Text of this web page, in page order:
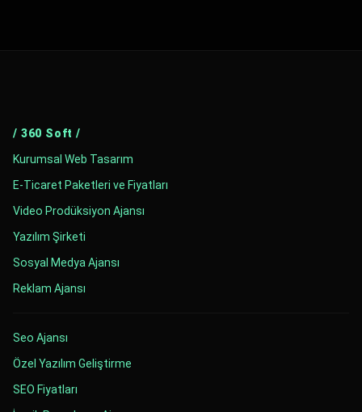
/ 360 Soft /
Kurumsal Web Tasarım
E-Ticaret Paketleri ve Fiyatları
Video Prodüksiyon Ajansı
Yazılım Şirketi
Sosyal Medya Ajansı
Reklam Ajansı
Seo Ajansı
Özel Yazılım Geliştirme
SEO Fiyatları